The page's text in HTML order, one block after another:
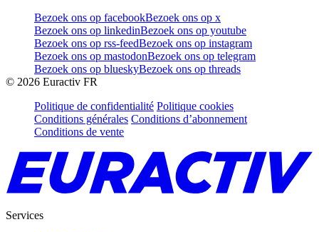
Bezoek ons op facebookBezoek ons op x
Bezoek ons op linkedinBezoek ons op youtube
Bezoek ons op rss-feedBezoek ons op instagram
Bezoek ons op mastodonBezoek ons op telegram
Bezoek ons op blueskyBezoek ons op threads
© 2026 Euractiv FR
Politique de confidentialité Politique cookies
Conditions générales Conditions d’abonnement
Conditions de vente
Services